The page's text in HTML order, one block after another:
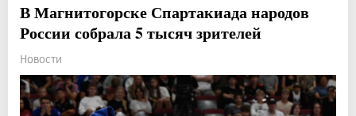
В Магнитогорске Спартакиада народов
России собрала 5 тысяч зрителей
Новости